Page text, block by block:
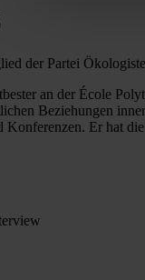
der Partei
an der École
Beziehungen
Er hat